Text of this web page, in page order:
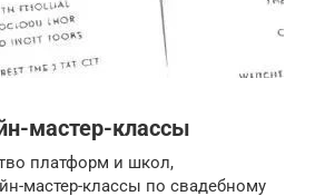
мастер-классы
платформ и школ,
мастер-классы по свадебному